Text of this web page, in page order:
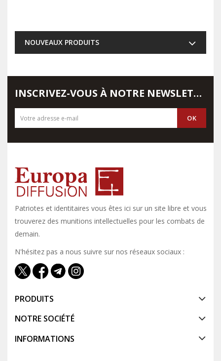
NOUVEAUX PRODUITS
INSCRIVEZ-VOUS À NOTRE NEWSLETTER
Patriotes et identitaires vous êtes ici sur un site libre et vous y
trouverez des munitions intellectuelles pour les combats de
demain.
N'hésitez pas a nous suivre sur nos réseaux sociaux :
PRODUITS
NOTRE SOCIÉTÉ
INFORMATIONS